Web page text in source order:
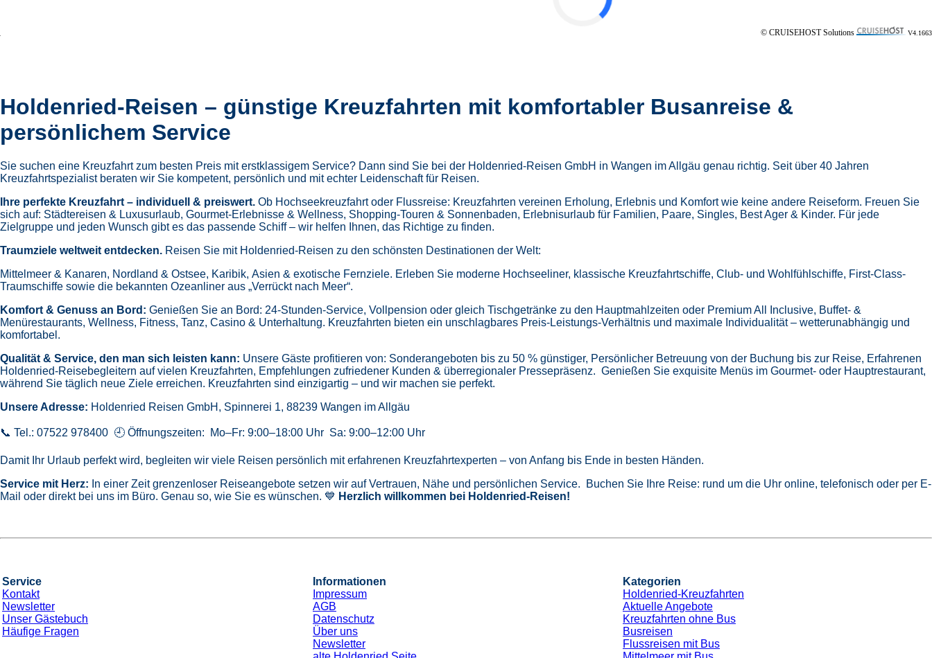
© CRUISEHOST Solutions V4.1663
Holdenried-Reisen – günstige Kreuzfahrten mit komfortabler Busanreise &
persönlichem Service
Sie suchen eine Kreuzfahrt zum besten Preis mit erstklassigem Service? Dann sind Sie bei der Holdenried-Reisen GmbH in Wangen im Allgäu genau richtig. Seit über 40 Jahren
Kreuzfahrtspezialist beraten wir Sie kompetent, persönlich und mit echter Leidenschaft für Reisen.
Ihre perfekte Kreuzfahrt – individuell & preiswert. Ob Hochseekreuzfahrt oder Flussreise: Kreuzfahrten vereinen Erholung, Erlebnis und Komfort wie keine andere Reiseform. Freuen Sie
sich auf: Städtereisen & Luxusurlaub, Gourmet-Erlebnisse & Wellness, Shopping-Touren & Sonnenbaden, Erlebnisurlaub für Familien, Paare, Singles, Best Ager & Kinder. Für jede
Zielgruppe und jeden Wunsch gibt es das passende Schiff – wir helfen Ihnen, das Richtige zu finden.
Traumziele weltweit entdecken. Reisen Sie mit Holdenried-Reisen zu den schönsten Destinationen der Welt:
Mittelmeer & Kanaren, Nordland & Ostsee, Karibik, Asien & exotische Fernziele. Erleben Sie moderne Hochseeliner, klassische Kreuzfahrtschiffe, Club- und Wohlfühlschiffe, First-Class-
Traumschiffe sowie die bekannten Ozeanliner aus „Verrückt nach Meer“.
Komfort & Genuss an Bord: Genießen Sie an Bord: 24-Stunden-Service, Vollpension oder gleich Tischgetränke zu den Hauptmahlzeiten oder Premium All Inclusive, Buffet- &
Menürestaurants, Wellness, Fitness, Tanz, Casino & Unterhaltung. Kreuzfahrten bieten ein unschlagbares Preis-Leistungs-Verhältnis und maximale Individualität – wetterunabhängig und
komfortabel.
Qualität & Service, den man sich leisten kann: Unsere Gäste profitieren von: Sonderangeboten bis zu 50 % günstiger, Persönlicher Betreuung von der Buchung bis zur Reise, Erfahrenen
Holdenried-Reisebegleitern auf vielen Kreuzfahrten, Empfehlungen zufriedener Kunden & überregionaler Pressepräsenz. Genießen Sie exquisite Menüs im Gourmet- oder Hauptrestaurant,
während Sie täglich neue Ziele erreichen. Kreuzfahrten sind einzigartig – und wir machen sie perfekt.
Unsere Adresse: Holdenried Reisen GmbH, Spinnerei 1, 88239 Wangen im Allgäu
📞 Tel.: 07522 978400 🕘 Öffnungszeiten: Mo–Fr: 9:00–18:00 Uhr Sa: 9:00–12:00 Uhr
Damit Ihr Urlaub perfekt wird, begleiten wir viele Reisen persönlich mit erfahrenen Kreuzfahrtexperten – von Anfang bis Ende in besten Händen.
Service mit Herz: In einer Zeit grenzenloser Reiseangebote setzen wir auf Vertrauen, Nähe und persönlichen Service. Buchen Sie Ihre Reise: rund um die Uhr online, telefonisch oder per E-
Mail oder direkt bei uns im Büro. Genau so, wie Sie es wünschen. 💙 Herzlich willkommen bei Holdenried-Reisen!
Service
Kontakt
Newsletter
Unser Gästebuch
Häufige Fragen
Informationen
Impressum
AGB
Datenschutz
Über uns
Newsletter
Kategorien
Holdenried-Kreuzfahrten
Aktuelle Angebote
Kreuzfahrten ohne Bus
Busreisen
Flussreisen mit Bus